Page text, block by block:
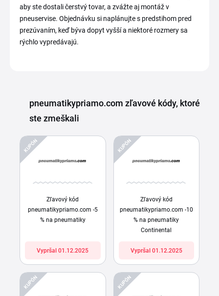
aby ste dostali čerstvý tovar, a zvážte aj montáž v
pneuservise. Objednávku si naplánujte s predstihom pred
prezúvaním, keď býva dopyt vyšší a niektoré rozmery sa
rýchlo vypredávajú.
pneumatikypriamo.com zľavové kódy, ktoré
ste zmeškali
KUPÓN
Zľavový kód
pneumatikypriamo.com -5
% na pneumatiky
Vypršal 01.12.2025
KUPÓN
Zľavový kód
pneumatikypriamo.com -10
% na pneumatiky
Continental
Vypršal 01.12.2025
KUPÓN KUPÓN